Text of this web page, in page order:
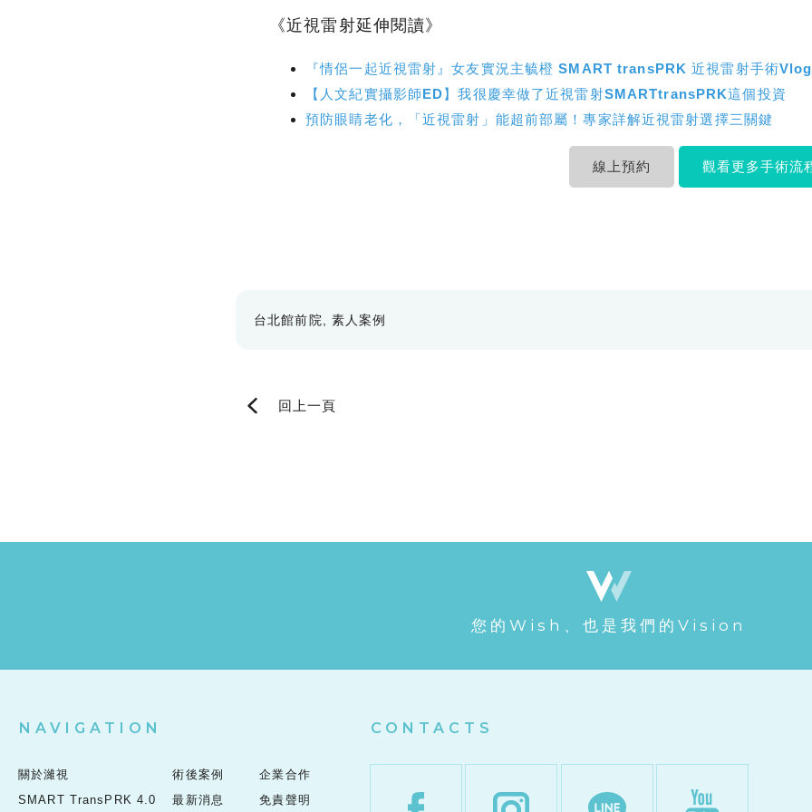
《近視雷射延伸閱讀》
『情侶一起近視雷射』女友實況主毓橙 SMART transPRK 近視雷射手術
【人文紀實攝影師ED】我很慶幸做了近視雷射SMARTtransPRK這個投資
預防眼睛老化，「近視雷射」能超前部屬！專家詳解近視雷射選擇三關鍵
線上預約 觀看更多手術流
台北館前院 素人案例
回上一頁
您的Wish、也是我們的Vision
NAVIGATION
關於濰視
SMART TransPRK 4.0
術後案例
最新消息
企業合作
免責聲明
CONTACTS